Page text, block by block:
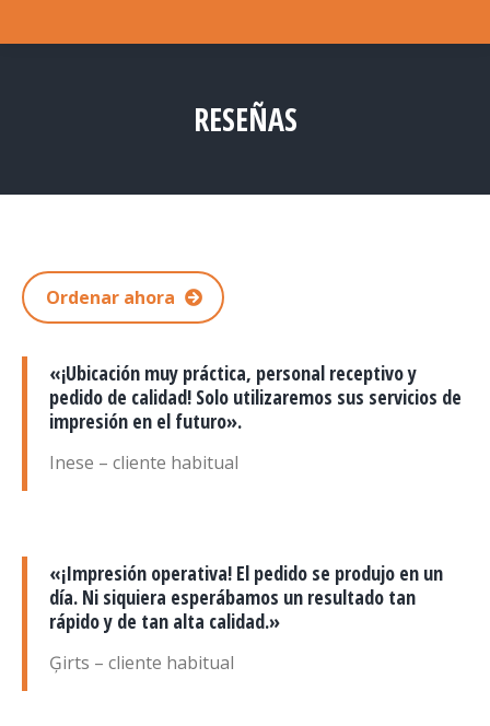
RESEÑAS
Ordenar ahora
«¡Ubicación muy práctica, personal receptivo y
pedido de calidad! Solo utilizaremos sus servicios de
impresión en el futuro».
Inese – cliente habitual
«¡Impresión operativa! El pedido se produjo en un
día. Ni siquiera esperábamos un resultado tan
rápido y de tan alta calidad.»
Ģirts – cliente habitual